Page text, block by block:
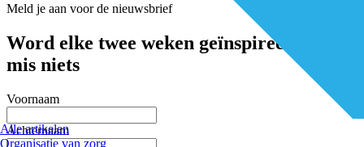
Alle artikelen
Organisatie van zorg
Meld je aan voor de nieuwsbrief
Word elke twee weken geïnspireerd en
mis niets
Voornaam
Achternaam